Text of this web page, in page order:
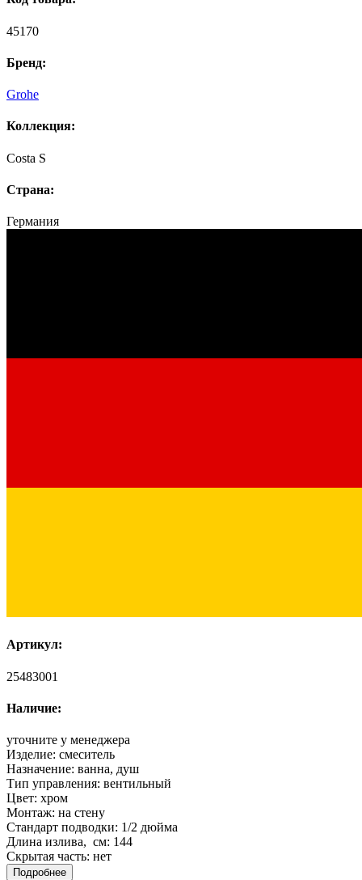
45170
Бренд:
Grohe
Коллекция:
Costa S
Страна:
Германия
Артикул:
25483001
Наличие:
уточните у менеджера
Изделие: смеситель
Назначение: ванна, душ
Тип управления: вентильный
Цвет: хром
Монтаж: на стену
Стандарт подводки: 1/2 дюйма
Длина излива, см: 144
Скрытая часть: нет
Подробнее